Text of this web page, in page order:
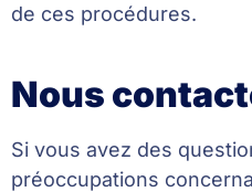
de ces procédures.
Nous
Si vous avez des
préoccupations